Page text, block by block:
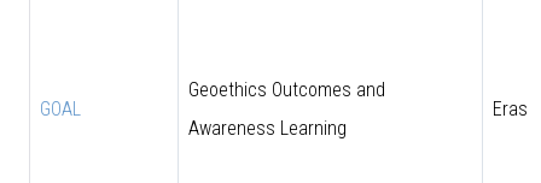
GOAL
Geoethics Outcomes and
Awareness Learning